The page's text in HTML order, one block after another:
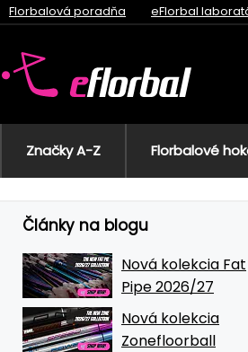
Florbalová poradňa eFlorbal
Značky A-Z Florbalové
Články na blogu
Nová kolekcia Fat
Pipe 2026/27
Nová kolekcia
Zonefloorball